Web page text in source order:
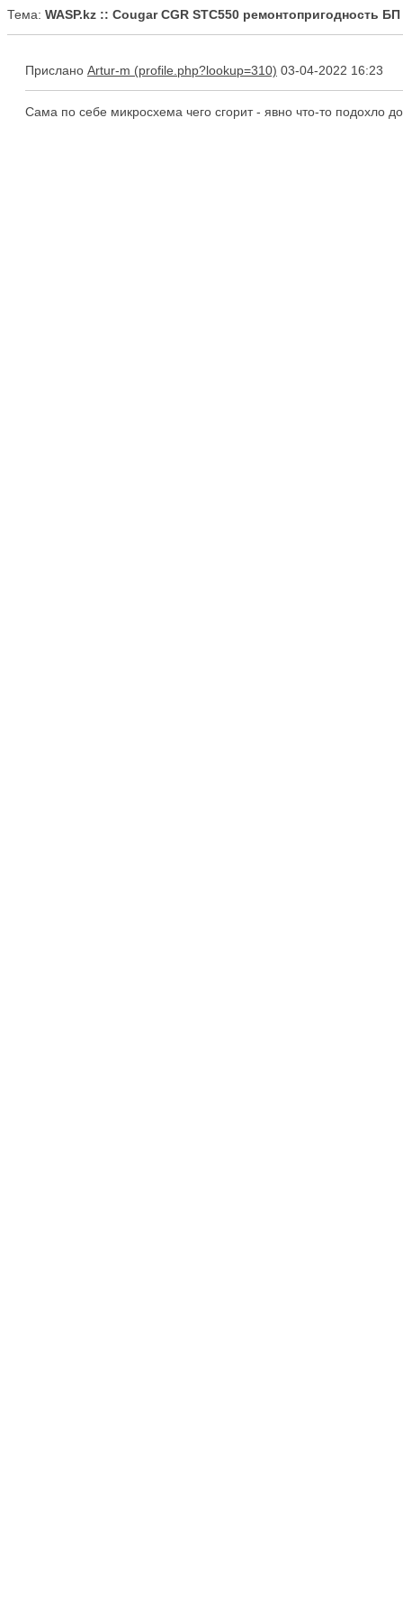
Тема: WASP.kz :: Cougar CGR STC550 ремонтопригодность БП
Прислано Artur-m 03-04-2022 16:23
Сама по себе микросхема чего сгорит - явно что-то подохло